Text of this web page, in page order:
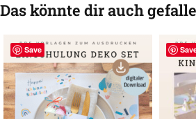
Das könnte dir auch
Save